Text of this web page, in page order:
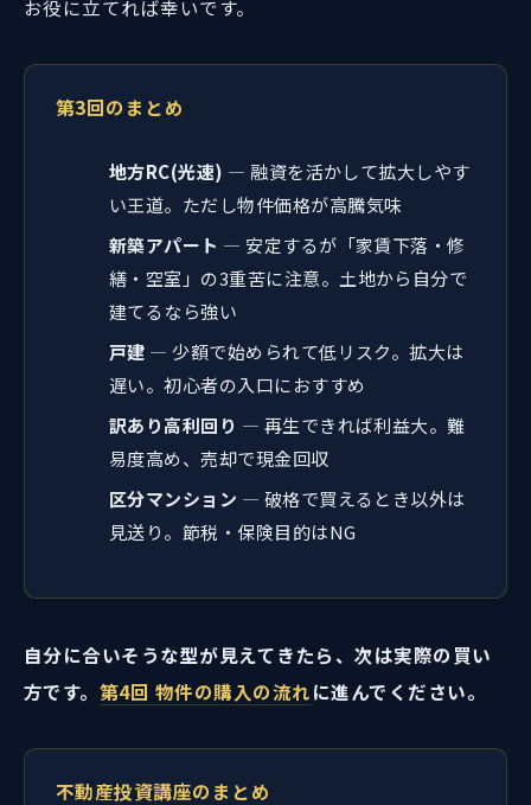
お役に立てれば幸いです。
第3回のまとめ
地方RC(光速) — 融資を活かして拡大しやす
い王道。ただし物件価格が高騰気味
新築アパート — 安定するが「家賃下落・修
繕・空室」の3重苦に注意。土地から自分で
建てるなら強い
戸建 — 少額で始められて低リスク。拡大は
遅い。初心者の入口におすすめ
訳あり高利回り — 再生できれば利益大。難
易度高め、売却で現金回収
区分マンション — 破格で買えるとき以外は
見送り。節税・保険目的はNG
自分に合いそうな型が見えてきたら、次は実際の買い
方です。 第4回 物件の購入の流れに進んでください。
不動産投資講座のまとめ